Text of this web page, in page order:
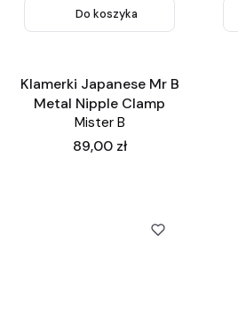
Do koszyka
Klamerki Japanese Mr B
Metal Nipple Clamp
Mister B
Cena
89,00 zł